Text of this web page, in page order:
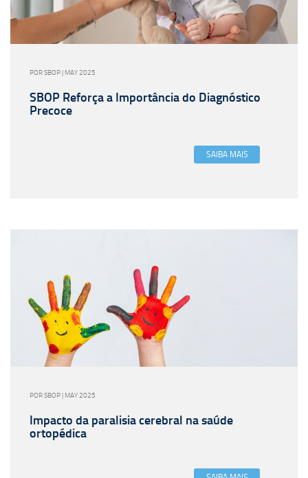
POR SBOP | MAY 2025
SBOP Reforça a Importância do Diagnóstico
Precoce
SAIBA MAIS
POR SBOP | MAY 2025
Impacto da paralisia cerebral na saúde
ortopédica